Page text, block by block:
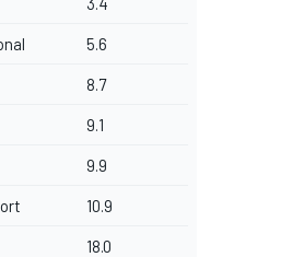
5.6
8.7
9.1
9.9
10.9
18.0